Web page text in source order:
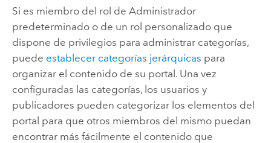
Si es miembro del rol de Administrador
predeterminado o de un rol personalizado que
dispone de privilegios para administrar categorías,
puede establecer categorías jerárquicas para
organizar el contenido de su portal.Una vez
configuradas las categorías, los usuarios y
publicadores pueden categorizar los elementos del
portal para que otros miembros del mismo puedan
encontrar más fácilmente el contenido que